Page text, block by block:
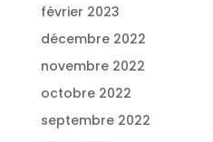
février 2023
décembre 2022
novembre 2022
octobre 2022
septembre 2022